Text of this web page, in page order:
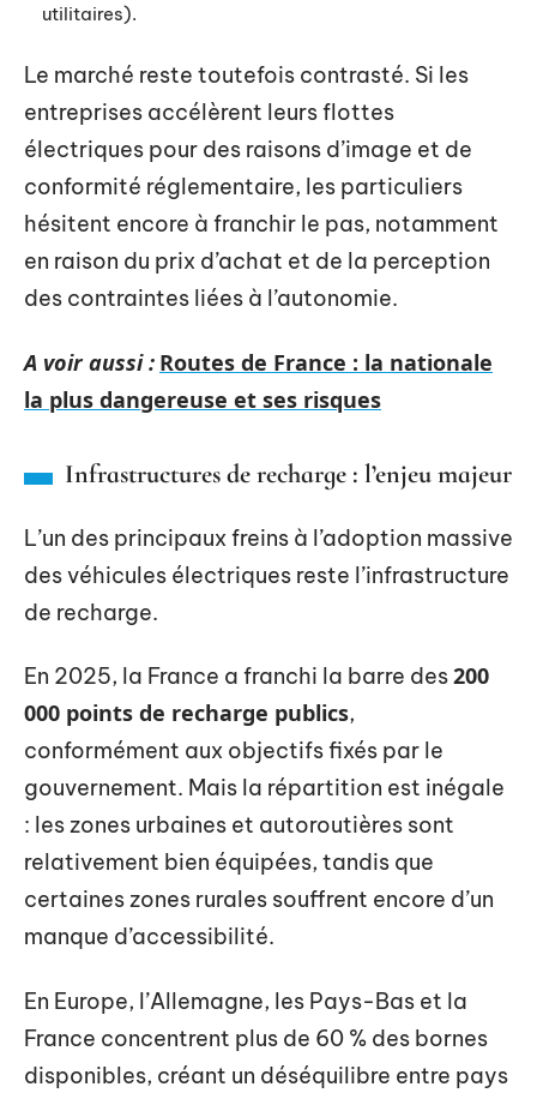
utilitaires).
Le marché reste toutefois contrasté. Si les
entreprises accélèrent leurs flottes
électriques pour des raisons d’image et de
conformité réglementaire, les particuliers
hésitent encore à franchir le pas, notamment
en raison du prix d’achat et de la perception
des contraintes liées à l’autonomie.
A voir aussi : Routes de France : la nationale
la plus dangereuse et ses risques
Infrastructures de recharge : l’enjeu majeur
L’un des principaux freins à l’adoption massive
des véhicules électriques reste l’infrastructure
de recharge.
En 2025, la France a franchi la barre des200
000 points de recharge publics,
conformément aux objectifs fixés par le
gouvernement. Mais la répartition est inégale
: les zones urbaines et autoroutières sont
relativement bien équipées, tandis que
certaines zones rurales souffrent encore d’un
manque d’accessibilité.
En Europe, l’Allemagne, les Pays-Bas et la
France concentrent plus de 60 % des bornes
disponibles, créant un déséquilibre entre pays